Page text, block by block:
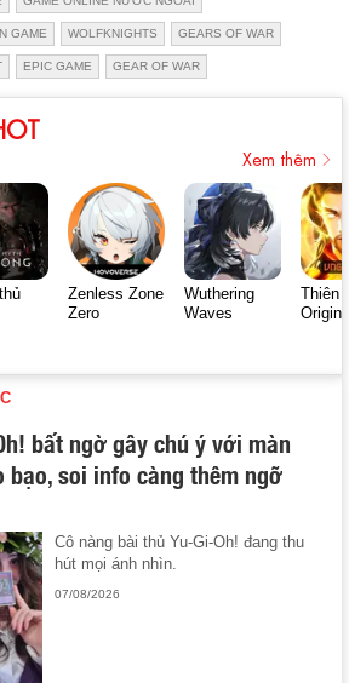
GAME WOLFKNIGHTS GEARS OF WAR
EPIC GAME GEAR OF WAR
Xem thêm
Zenless Zone
Zero
Wuthering
Waves
Thiên
Origin
bất ngờ gây chú ý với màn
bạo, soi info càng thêm ngỡ
Cô nàng bài thủ Yu-Gi-Oh! đang thu
hút mọi ánh nhìn.
07/08/2026